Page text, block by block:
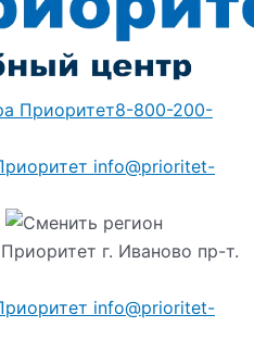
8-800-200-
info@prioritet-
г. Иваново пр-т.
info@prioritet-